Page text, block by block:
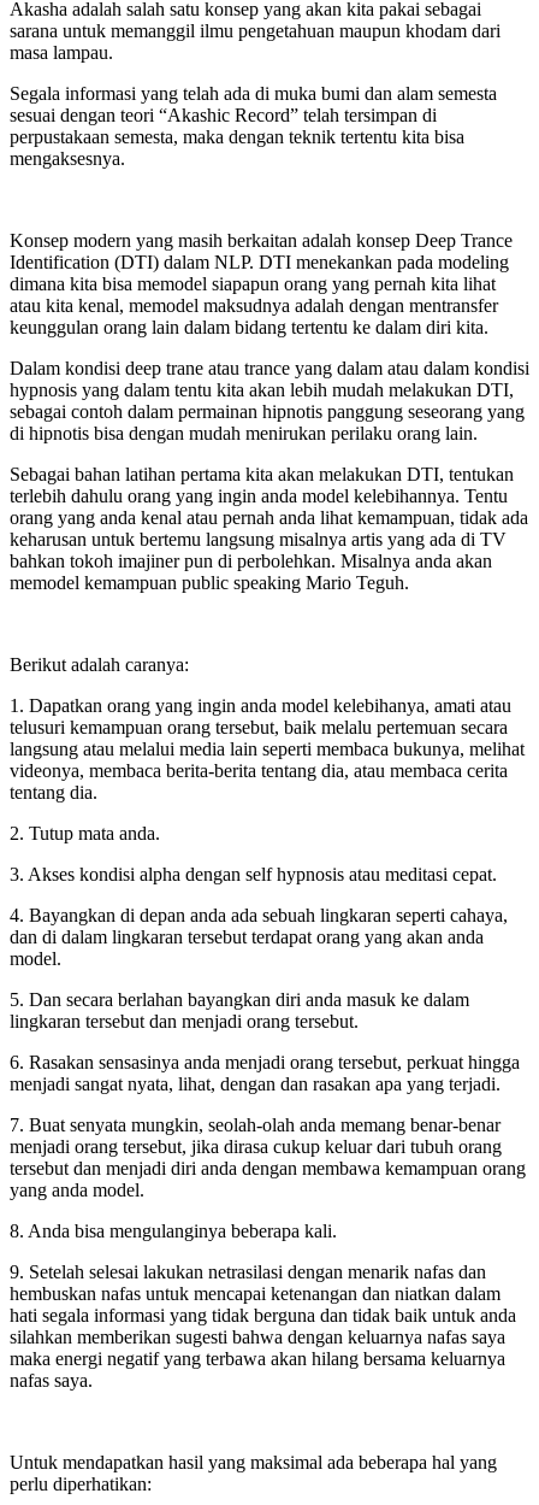
Akasha adalah salah satu konsep yang akan kita pakai sebagai
sarana untuk memanggil ilmu pengetahuan maupun khodam dari
masa lampau.
Segala informasi yang telah ada di muka bumi dan alam semesta
sesuai dengan teori “Akashic Record” telah tersimpan di
perpustakaan semesta, maka dengan teknik tertentu kita bisa
mengaksesnya.
Konsep modern yang masih berkaitan adalah konsep Deep Trance
Identification (DTI) dalam NLP. DTI menekankan pada modeling
dimana kita bisa memodel siapapun orang yang pernah kita lihat
atau kita kenal, memodel maksudnya adalah dengan mentransfer
keunggulan orang lain dalam bidang tertentu ke dalam diri kita.
Dalam kondisi deep trane atau trance yang dalam atau dalam kondisi
hypnosis yang dalam tentu kita akan lebih mudah melakukan DTI,
sebagai contoh dalam permainan hipnotis panggung seseorang yang
di hipnotis bisa dengan mudah menirukan perilaku orang lain.
Sebagai bahan latihan pertama kita akan melakukan DTI, tentukan
terlebih dahulu orang yang ingin anda model kelebihannya. Tentu
orang yang anda kenal atau pernah anda lihat kemampuan, tidak ada
keharusan untuk bertemu langsung misalnya artis yang ada di TV
bahkan tokoh imajiner pun di perbolehkan. Misalnya anda akan
memodel kemampuan public speaking Mario Teguh.
Berikut adalah caranya:
1. Dapatkan orang yang ingin anda model kelebihanya, amati atau
telusuri kemampuan orang tersebut, baik melalu pertemuan secara
langsung atau melalui media lain seperti membaca bukunya, melihat
videonya, membaca berita-berita tentang dia, atau membaca cerita
tentang dia.
2. Tutup mata anda.
3. Akses kondisi alpha dengan self hypnosis atau meditasi cepat.
4. Bayangkan di depan anda ada sebuah lingkaran seperti cahaya,
dan di dalam lingkaran tersebut terdapat orang yang akan anda
model.
5. Dan secara berlahan bayangkan diri anda masuk ke dalam
lingkaran tersebut dan menjadi orang tersebut.
6. Rasakan sensasinya anda menjadi orang tersebut, perkuat hingga
menjadi sangat nyata, lihat, dengan dan rasakan apa yang terjadi.
7. Buat senyata mungkin, seolah-olah anda memang benar-benar
menjadi orang tersebut, jika dirasa cukup keluar dari tubuh orang
tersebut dan menjadi diri anda dengan membawa kemampuan orang
yang anda model.
8. Anda bisa mengulanginya beberapa kali.
9. Setelah selesai lakukan netrasilasi dengan menarik nafas dan
hembuskan nafas untuk mencapai ketenangan dan niatkan dalam
hati segala informasi yang tidak berguna dan tidak baik untuk anda
silahkan memberikan sugesti bahwa dengan keluarnya nafas saya
maka energi negatif yang terbawa akan hilang bersama keluarnya
nafas saya.
Untuk mendapatkan hasil yang maksimal ada beberapa hal yang
perlu diperhatikan: